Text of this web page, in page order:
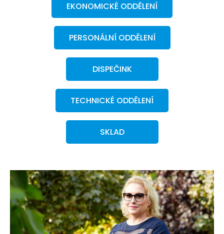
EKONOMICKÉ ODDĚLENÍ
PERSONÁLNÍ ODDĚLENÍ
DISPEČINK
TECHNICKÉ ODDĚLENÍ
SKLAD